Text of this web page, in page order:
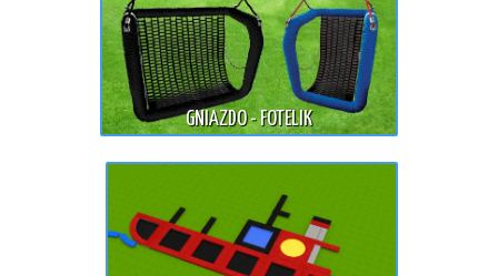
GNIAZDO - FOTELIK